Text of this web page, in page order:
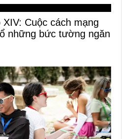
Cuộc cách mạng
những bức tường ngăn